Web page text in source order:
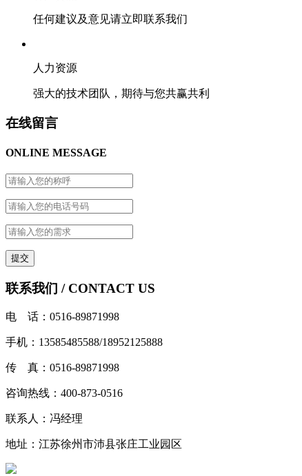
任何建议及意见请立即联系我们
人力资源
强大的技术团队，期待与您共赢共利
在线留言
ONLINE MESSAGE
联系我们 / CONTACT US
电 话：0516-89871998
手机：13585485588/18952125888
传 真：0516-89871998
咨询热线：400-873-0516
联系人：冯经理
地址：江苏徐州市沛县张庄工业园区